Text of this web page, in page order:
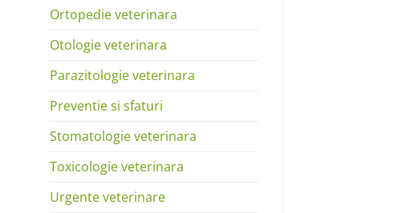
Ortopedie veterinara
Otologie veterinara
Parazitologie veterinara
Preventie si sfaturi
Stomatologie veterinara
Toxicologie veterinara
Urgente veterinare